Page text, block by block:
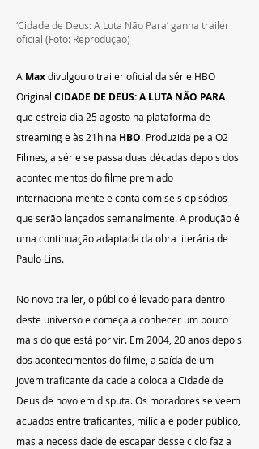
‘Cidade de Deus: A Luta Não Para’ ganha trailer
oficial (Foto: Reprodução)
A Max divulgou o trailer oficial da série HBO
Original CIDADE DE DEUS: A LUTA NÃO PARA
que estreia dia 25 agosto na plataforma de
streaming e às 21h na HBO. Produzida pela O2
Filmes, a série se passa duas décadas depois dos
acontecimentos do filme premiado
internacionalmente e conta com seis episódios
que serão lançados semanalmente. A produção é
uma continuação adaptada da obra literária de
Paulo Lins.
No novo trailer, o público é levado para dentro
deste universo e começa a conhecer um pouco
mais do que está por vir. Em 2004, 20 anos depois
dos acontecimentos do filme, a saída de um
jovem traficante da cadeia coloca a Cidade de
Deus de novo em disputa. Os moradores se veem
acuados entre traficantes, milícia e poder público,
mas a necessidade de escapar desse ciclo faz a